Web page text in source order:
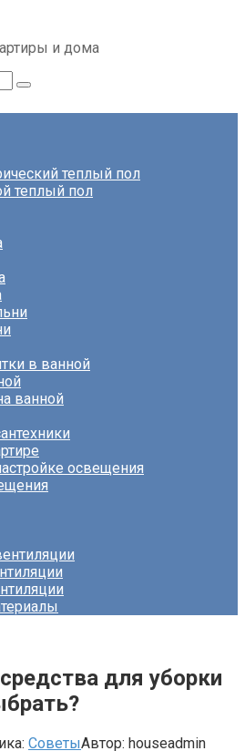
и дома
теплый пол
теплый пол
в ванной
ванной
освещения
для уборки
СоветыАвтор: houseadmin